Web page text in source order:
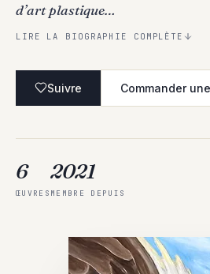
d’art plastique…
LIRE LA BIOGRAPHIE COMPLÈTE
Suivre Commander
6
ŒUVRES
2021
MEMBRE DEPUIS